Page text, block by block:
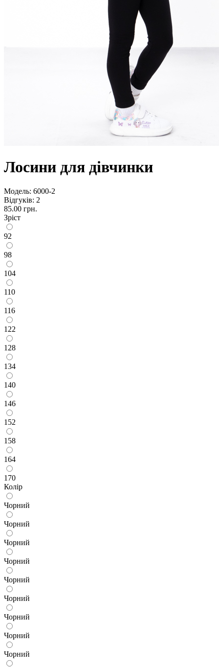
Лосини для дівчинки
Модель: 6000-2
Відгуків: 2
85.00 грн.
Зріст
92
98
104
110
116
122
128
134
140
146
152
158
164
170
Колір
Чорний
Чорний
Чорний
Чорний
Чорний
Чорний
Чорний
Чорний
Чорний